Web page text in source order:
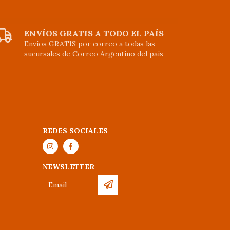
ENVÍOS GRATIS A TODO EL PAÍS
Envíos GRATIS por correo a todas las
sucursales de Correo Argentino del país
REDES SOCIALES
NEWSLETTER